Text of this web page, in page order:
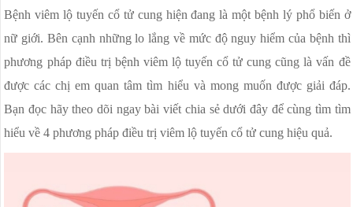
VIÊM BUỒNG TRỨNG
VIÊM LỘ TUYẾN CỔ TỬ CUNG
U XƠ CỔ TỬ CUNG
RỐI LOẠN KINH NGUYỆT
NGỨA ÂM ĐẠO
BỆNH XÃ HỘI
KẾ HOẠCH HÓA
Bệnh viêm lộ tuyến cổ tử cung hiện đang là một bệnh lý phổ biến ở
nữ giới. Bên cạnh những lo lắng về mức độ nguy hiểm của bệnh thì
phương pháp điều trị bệnh viêm lộ tuyến cổ tử cung cũng là vấn đề
được các chị em quan tâm tìm hiểu và mong muốn được giải đáp.
Bạn đọc hãy theo dõi ngay bài viết chia sẻ dưới đây để cùng tìm tìm
hiểu về 4 phương pháp điều trị viêm lộ tuyến cổ tử cung hiệu quả.